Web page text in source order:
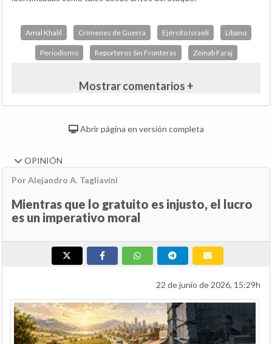
Amal Khalil Crímenes de Guerra Ejército Israelí Líbano
Periodismo Reporteros Sin Fronteras Zeinab Faraj
Mostrar comentarios +
Abrir página en versión completa
OPINIÓN
Por Alejandro A. Tagliavini
Mientras que lo gratuito es injusto, el lucro
es un imperativo moral
22 de junio de 2026, 15:29h